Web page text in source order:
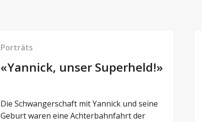
Porträts
«Yannick, unser Superheld!»
Die Schwangerschaft mit Yannick und seine
Geburt waren eine Achterbahnfahrt der